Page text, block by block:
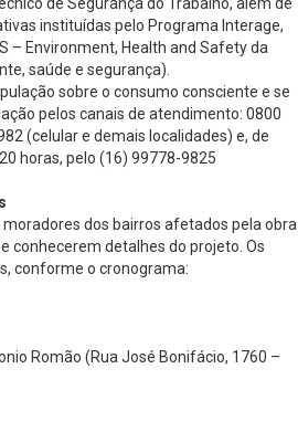
instituídas pelo Programa Interage,
– Environment, Health and Safety da
saúde e segurança).
sobre o consumo consciente e se
pelos canais de atendimento: 0800
(celular e demais localidades) e, de
horas, pelo (16) 99778-9825
dos bairros afetados pela obra
conhecerem detalhes do projeto. Os
conforme o cronograma:
Romão (Rua José Bonifácio, 1760 –